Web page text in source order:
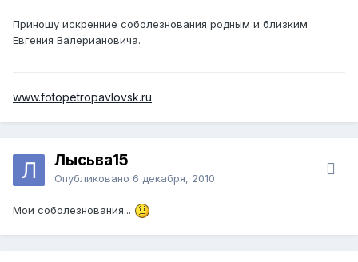
Приношу искренние соболезнования родным и близким
Евгения Валериановича.
www.fotopetropavlovsk.ru
Лысьва15
Опубликовано 6 декабря, 2010
Мои соболезнования...